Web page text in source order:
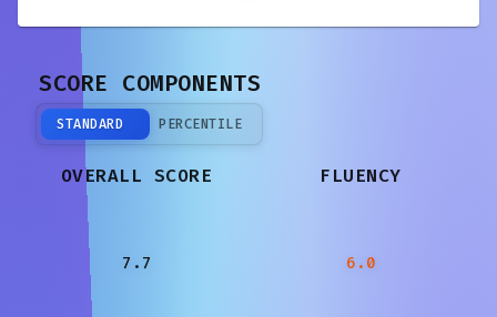
SCORE COMPONENTS
STANDARD PERCENTILE
OVERALL SCORE
7.7
FLUENCY
6.0